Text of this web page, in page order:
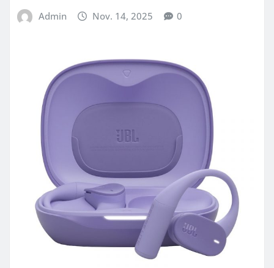
Admin Nov. 14, 2025 0